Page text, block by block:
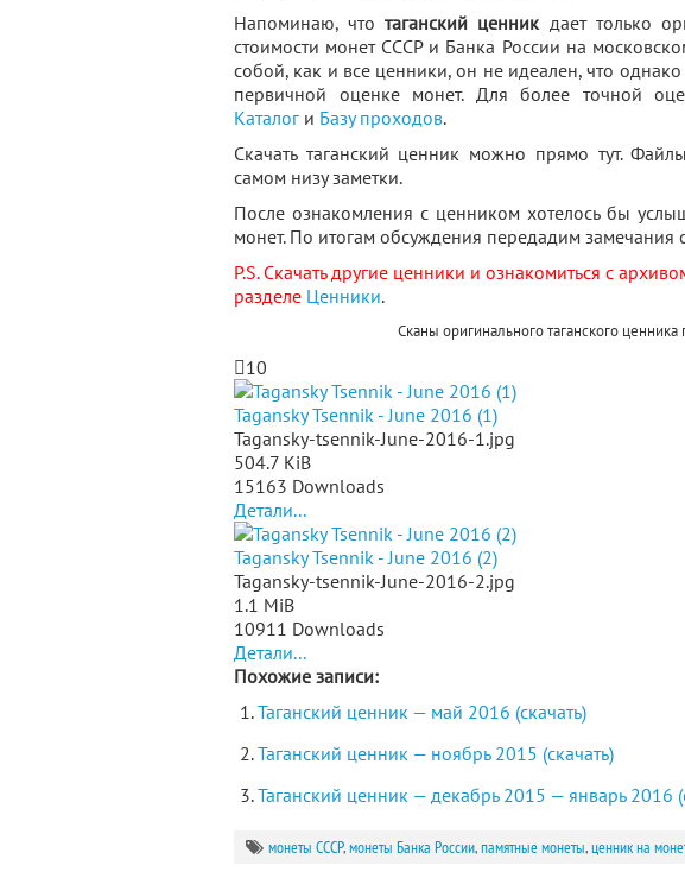
Напоминаю, чтотаганский ценникдает только
стоимости монет СССР и Банка России на
собой, как и все ценники, он не идеален, что
первичной оценке монет. Для более точной
Каталог и Базу проходов.
Скачать таганский ценник можно прямо тут.
самом низу заметки.
После ознакомления с ценником хотелось бы
монет. По итогам обсуждения передадим замечания
P.S. Скачать другие ценники и ознакомиться с
разделе Ценники.
Сканы оригинального таганского
10
Tagansky Tsennik - June 2016 (1)
Tagansky-tsennik-June-2016-1.jpg
504.7 KiB
15163 Downloads
Детали...
Tagansky Tsennik - June 2016 (2)
Tagansky-tsennik-June-2016-2.jpg
1.1 MiB
10911 Downloads
Детали...
Похожие записи:
Таганский ценник — май 2016 (скачать)
Таганский ценник — ноябрь 2015 (скачать)
Таганский ценник — декабрь 2015 — январь 2016
монеты СССР,монеты Банка России,памятные монеты,ценник на